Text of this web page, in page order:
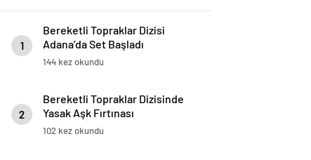
1
Bereketli Topraklar Dizisi
Adana’da Set Başladı
144 kez okundu
2
Bereketli Topraklar Dizisinde
Yasak Aşk Fırtınası
102 kez okundu